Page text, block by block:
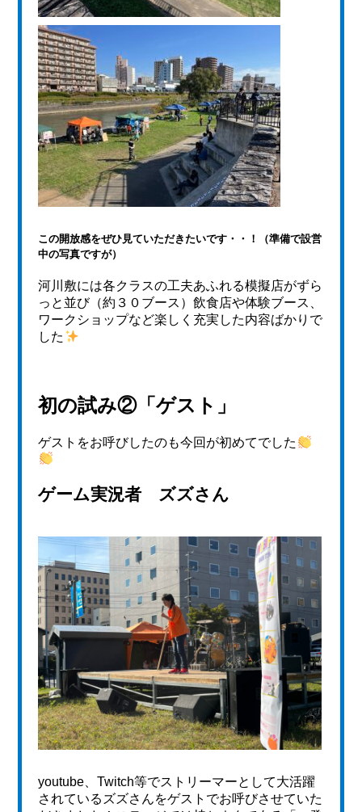
この開放感をぜひ見ていただきたいです・・！（準備で設営
中の写真ですが）
河川敷には各クラスの工夫あふれる模擬店がずら
っと並び（約３０ブース）飲食店や体験ブース、
ワークショップなど楽しく充実した内容ばかりで
した
初の試み②「ゲスト」
ゲストをお呼びしたのも今回が初めてでした
ゲーム実況者 ズズさん
youtube、Twitch等でストリーマーとして大活躍
されているズズさんをゲストでお呼びさせていた